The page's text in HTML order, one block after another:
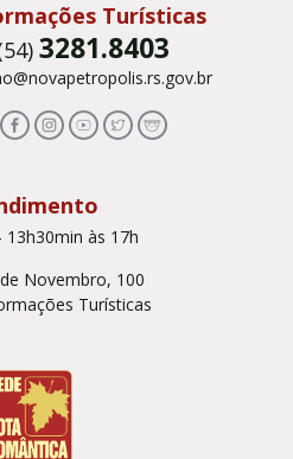
Turísticas
3281.8403
13h30min às 17h
Novembro, 100
Turísticas